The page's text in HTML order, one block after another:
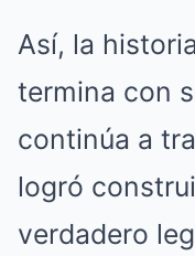
Así, la
termina con
continúa a
logró
verdadero